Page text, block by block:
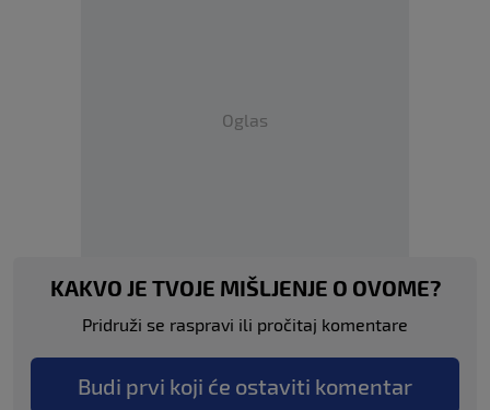
Oglas
KAKVO JE TVOJE MIŠLJENJE O OVOME?
Pridruži se raspravi ili pročitaj komentare
Budi prvi koji će ostaviti komentar